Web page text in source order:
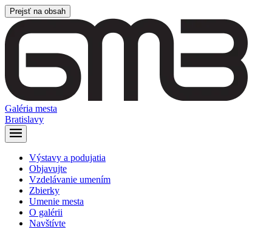
Prejsť na obsah
Galéria mesta
Bratislavy
Výstavy a podujatia
Objavujte
Vzdelávanie umením
Zbierky
Umenie mesta
O galérii
Navštívte